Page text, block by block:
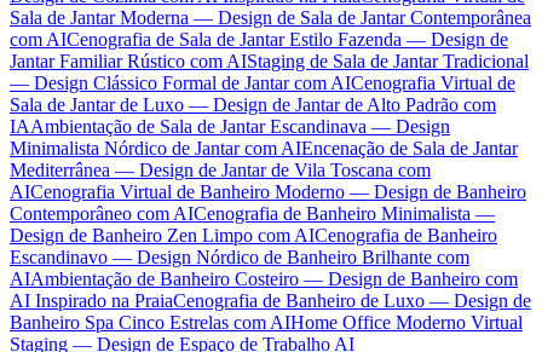
Sala de Jantar Moderna — Design de Sala de Jantar Contemporânea
com AICenografia de Sala de Jantar Estilo Fazenda — Design de
Jantar Familiar Rústico com AIStaging de Sala de Jantar Tradicional
— Design Clássico Formal de Jantar com AICenografia Virtual de
Sala de Jantar de Luxo — Design de Jantar de Alto Padrão com
IAAmbientação de Sala de Jantar Escandinava — Design
Minimalista Nórdico de Jantar com AIEncenação de Sala de Jantar
Mediterrânea — Design de Jantar de Vila Toscana com
AICenografia Virtual de Banheiro Moderno — Design de Banheiro
Contemporâneo com AICenografia de Banheiro Minimalista —
Design de Banheiro Zen Limpo com AICenografia de Banheiro
Escandinavo — Design Nórdico de Banheiro Brilhante com
AIAmbientação de Banheiro Costeiro — Design de Banheiro com
AI Inspirado na PraiaCenografia de Banheiro de Luxo — Design de
Banheiro Spa Cinco Estrelas com AIHome Office Moderno Virtual
Staging — Design de Espaço de Trabalho AI